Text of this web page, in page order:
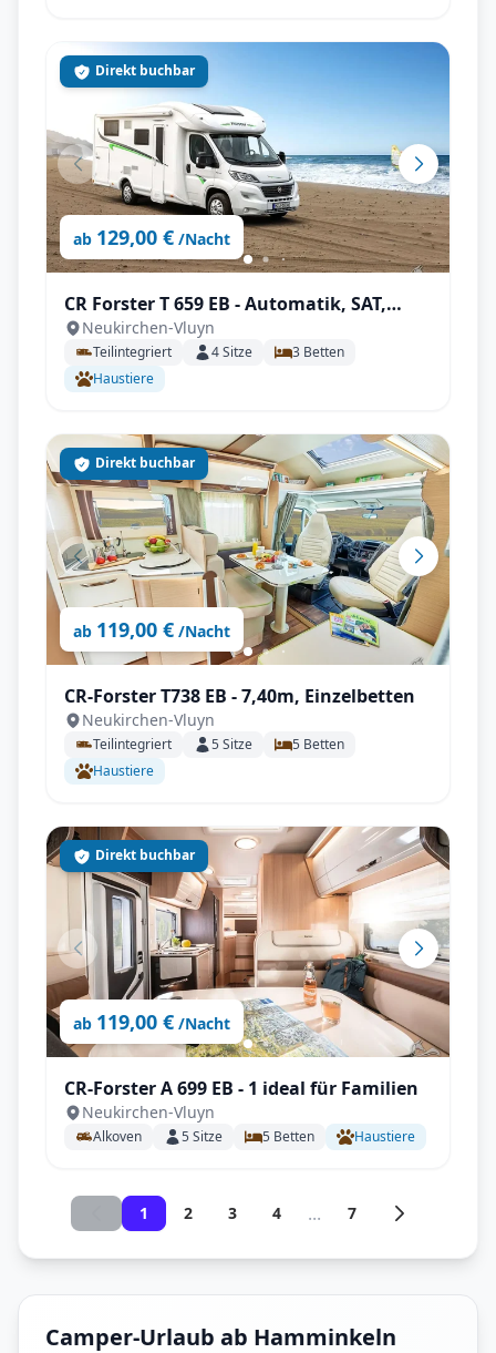
ab 129,00 € /Nacht
Direkt buchbar
CR Forster T 659 EB - Automatik, SAT,
unter 7m mit Einzelbetten, ideal für 2-3
Personen
Neukirchen-Vluyn
Teilintegriert 4Sitze 3 Betten
Haustiere
ab 119,00 € /Nacht
Direkt buchbar
CR-Forster T738 EB - 7,40m, Einzelbetten
Neukirchen-Vluyn
Teilintegriert 5Sitze 5 Betten
Haustiere
ab 119,00 € /Nacht
Direkt buchbar
CR-Forster A 699 EB - 1 ideal für Familien
Neukirchen-Vluyn
Alkoven 5Sitze 5 Betten Haustiere
1 2 3 4 ... 7
Camper-Urlaub ab Hamminkeln